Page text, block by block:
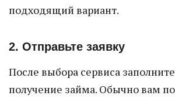
подходящий вариант.
2. Отправьте заявку
После выбора сервиса
получение займа. Обычно вам